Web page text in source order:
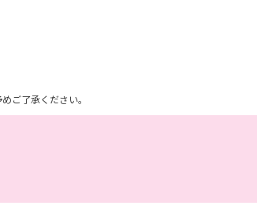
ご了承ください。